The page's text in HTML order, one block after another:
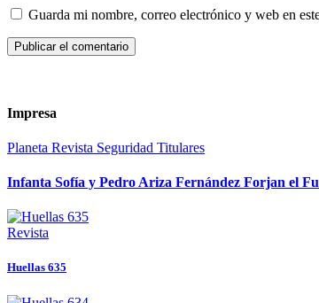
Guarda mi nombre, correo electrónico y web en
Impresa
Planeta Revista Seguridad Titulares
Infanta Sofía y Pedro Ariza Fernández Forjan el
Revista
Huellas 635